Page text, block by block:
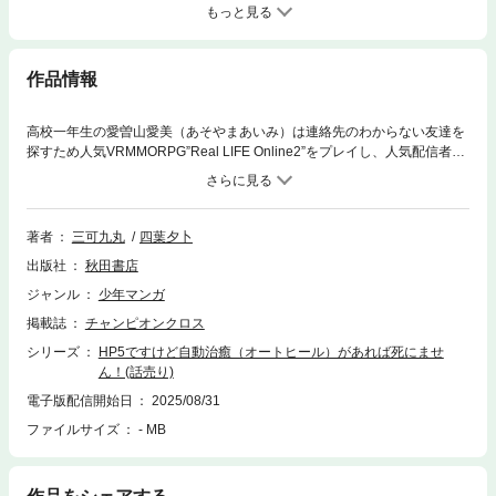
もっと見る
作品情報
高校一年生の愛曽山愛美（あそやまあいみ）は連絡先のわからない友達を
探すため人気VRMMORPG”Real LIFE Online2”をプレイし、人気配信者に
なる壮大な計画を思いつく。一番見栄えの良さそうな見習い聖女でプレイ
開始するが……なんと世界にアクティブプレイヤーが一人もいない超絶不
遇なピーキー職業であった。HP5、防御力は紙装甲、前衛も後衛も受け持
てない魔力MP超特化のネタ職業。しかし、偶然にもユニークスキル『自
数々の伝説を残して人気配信者になる、少々アホな少女の聖女伝説物語。
著者 三可九丸
四葉夕卜
出版社
秋田書店
ジャンル
少年マンガ
掲載誌
チャンピオンクロス
シリーズ
HP5ですけど自動治癒（オートヒール）があれば死にませ
ん！(話売り)
電子版配信開始日
2025/08/31
ファイルサイズ
- MB